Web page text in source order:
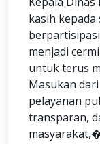
kasih
menjadi
untuk terus
Masukan
pelayanan
transparan,